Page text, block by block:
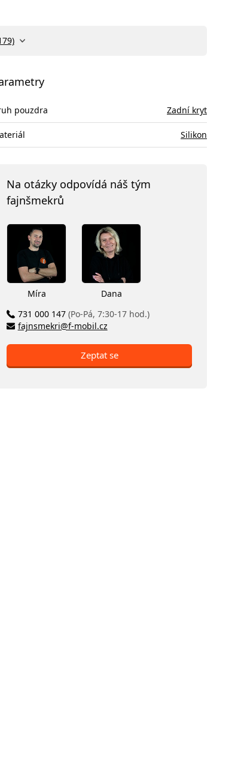
pouzdra Zadní kryt
Silikon
Na otázky odpovídá náš tým
fajnšmekrů
Míra
Dana
731 000 147 (Po-Pá, 7:30-17 hod.)
fajnsmekri@f-mobil.cz
Zeptat se